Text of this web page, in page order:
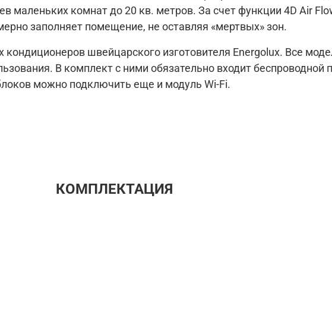
Класс энергоэффективности A.
Держатель для пульта.
маленьких комнат до 20 кв. метров. За счет функции 4D Air
заполняет помещение, не оставляя «мертвых» зон.
кондиционеров швейцарского изготовителя Energolux. Все
В комплект с ними обязательно входит беспроводной
можно подключить еще и модуль Wi-Fi.
КОМПЛЕКТАЦИЯ